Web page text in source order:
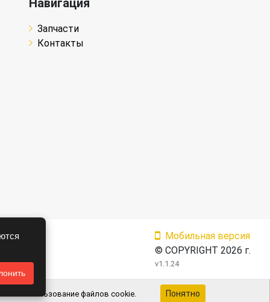
Навигация
Запчасти
Контакты
Мобильная версия
© COPYRIGHT 2026 г.
v1.1.24
на использование файлов cookie. Понятно